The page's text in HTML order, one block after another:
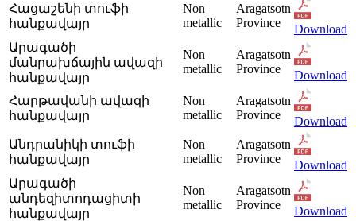
Հացաշենի տուֆի
հանքավայր
Non
metallic
Aragatsotn
Province
Download
Արագածի
մանրախճային ավազի
հանքավայր
Non
metallic
Aragatsotn
Province
Download
Հարթավանի ավազի
հանքավայր
Non
metallic
Aragatsotn
Province
Download
Անդրանիկի տուֆի
հանքավայր
Non
metallic
Aragatsotn
Province
Download
Արագածի
անդեզիտոդացիտի
հանքավայր
Non
metallic
Aragatsotn
Province
Download